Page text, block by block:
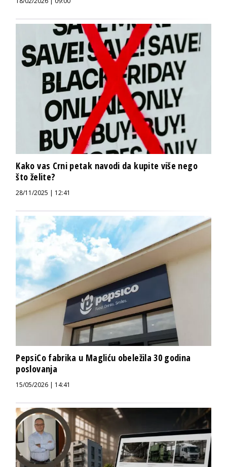
Kako vas Crni petak navodi da kupite više nego
što želite?
28/11/2025 | 12:41
PepsiCo fabrika u Magliću obeležila 30 godina
poslovanja
15/05/2026 | 14:41